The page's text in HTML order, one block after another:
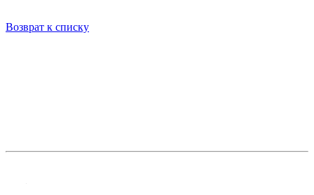
Возврат к списку